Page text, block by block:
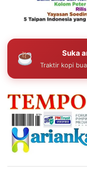
Suka
Traktir kopi